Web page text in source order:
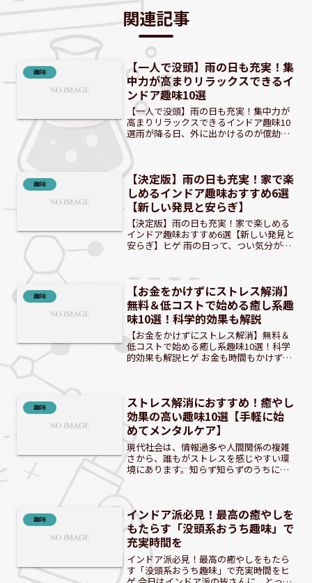
関連記事
趣味
【一人で没頭】雨の日も充実！集
中力が高まりリラックスできるイ
ンドア趣味10選
【一人で没頭】雨の日も充実！集中力が
高まりリラックスできるインドア趣味10
選雨が降る日、外に出かけるのが億劫に
感じることはありませんか？そんな時こ
そ、インドア趣味の出番です。今回は、
一人で深く没頭でき、集中力とリラック
ス効果をもたらすインド...
趣味
【決定版】雨の日も充実！家で楽
しめるインドア趣味おすすめ6選
【新しい発見と安らぎ】
【決定版】雨の日も充実！家で楽しめる
インドア趣味おすすめ6選【新しい発見と
安らぎ】ヒゲ 雨の日って、つい気分が落
候に左右されない！インドア趣味が今、
注目の理由変わりや...
趣味
【お金をかけずにストレス解消】
無料＆低コストで始める癒し系趣
味10選！科学的効果も解説
【お金をかけずにストレス解消】無料＆
低コストで始める癒し系趣味10選！科学
的効果も解説ヒゲ お金も時間もかけず
いかと考えていません...
趣味
ストレス解消におすすめ！癒やし
効果の高い趣味10選【手軽に始
めてメンタルケア】
現代社会は、情報過多や人間関係の複雑
さから、誰もがストレスを感じやすい環
境にあります。知らず知らずのうちに心
自分のための時間を作り、心を癒やす趣
味を見つけることが大切で...
趣味
インドア派必見！最高の癒やしを
もたらす「没頭系おうち趣味」で
充実時間を
インドア派必見！最高の癒やしをもたら
す「没頭系おうち趣味」で充実時間をヒ